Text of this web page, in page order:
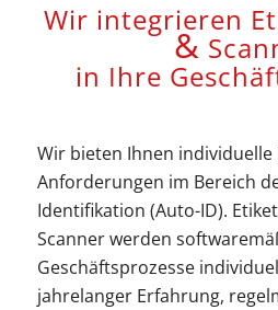
Wir integrieren
&
in Ihre
Wir bieten Ihnen
Anforderungen im Bereich
Identifikation (Auto-ID).
Scanner werden
Geschäftsprozesse
jahrelanger Erfahrung,